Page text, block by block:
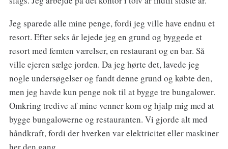
Jeg sparede alle mine penge, fordi jeg ville have endnu et
resort. Efter seks år lejede jeg en grund og byggede et
resort med femten værelser, en restaurant og en bar. Så
ville ejeren sælge jorden. Da jeg hørte det, lavede jeg
nogle undersøgelser og fandt denne grund og købte den,
men jeg havde kun penge nok til at bygge tre bungalower.
Omkring tredive af mine venner kom og hjalp mig med at
bygge bungalowerne og restauranten. Vi gjorde alt med
håndkraft, fordi der hverken var elektricitet eller maskiner